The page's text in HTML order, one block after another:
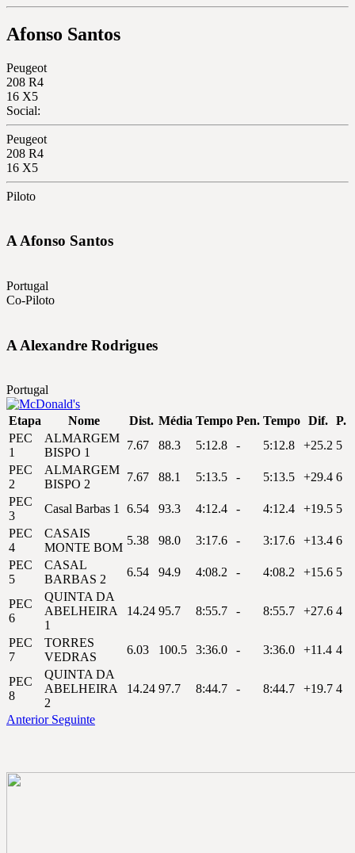
Afonso Santos
Peugeot
208 R4
16 X5
Social:
Peugeot
208 R4
16 X5
Piloto
AAfonso Santos
Portugal
Co-Piloto
A Alexandre Rodrigues
Portugal
Etapa Nome Dist. Média Tempo Pen. Tempo Dif. P.
PEC
1
ALMARGEM
BISPO 1
7.67 88.3 5:12.8 - 5:12.8 +25.2 5
PEC
2
ALMARGEM
BISPO 2
7.67 88.1 5:13.5 - 5:13.5 +29.4 6
PEC
3
Casal Barbas 1 6.54 93.3 4:12.4 - 4:12.4 +19.5 5
PEC
4
CASAIS
MONTE BOM
5.38 98.0 3:17.6 - 3:17.6 +13.4 6
PEC
5
CASAL
BARBAS 2
6.54 94.9 4:08.2 - 4:08.2 +15.6 5
PEC
6
QUINTA DA
ABELHEIRA
1
14.24 95.7 8:55.7 - 8:55.7 +27.6 4
PEC
7
TORRES
VEDRAS
6.03 100.5 3:36.0 - 3:36.0 +11.4 4
PEC
8
QUINTA DA
ABELHEIRA
2
14.24 97.7 8:44.7 - 8:44.7 +19.7 4
Anterior Seguinte